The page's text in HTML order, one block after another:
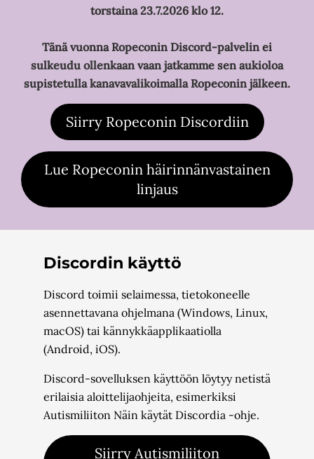
torstaina 23.7.2026 klo 12.
Tänä vuonna Ropeconin Discord-palvelin ei
sulkeudu ollenkaan vaan jatkamme sen aukioloa
supistetulla kanavavalikoimalla Ropeconin jälkeen.
Siirry Ropeconin Discordiin
Lue Ropeconin häirinnänvastainen
linjaus
Discordin käyttö
Discord toimii selaimessa, tietokoneelle
asennettavana ohjelmana (Windows, Linux,
macOS) tai kännykkäapplikaatiolla
(Android, iOS).
Discord-sovelluksen käyttöön löytyy netistä
erilaisia aloittelijaohjeita, esimerkiksi
Autismiliiton Näin käytät Discordia -ohje.
Siirry Autismiliiton